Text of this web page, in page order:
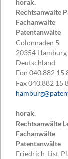
horak.
Rechtsanwälte
Fachanwälte
Patentanwälte
Colonnaden 5
20354 Hamburg
Deutschland
Fon 040.882 15
Fax040.882 15
horak.
Rechtsanwälte
Fachanwälte
Patentanwälte
Friedrich-List-